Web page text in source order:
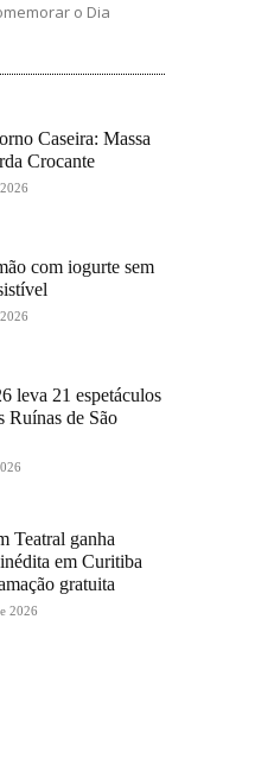
o Dia
Caseira: Massa
Crocante
com iogurte sem
leva 21 espetáculos
Ruínas de São
Teatral ganha
em Curitiba
gratuita
2026